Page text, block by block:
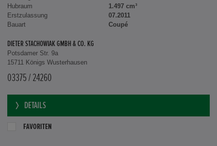
Hubraum
1.497 cm³
Erstzulassung
07.2011
Bauart
Coupé
DIETER STACHOWIAK GMBH & CO. KG
Potsdamer Str. 9a
15711 Königs Wusterhausen
03375 / 24260
DETAILS
FAVORITEN